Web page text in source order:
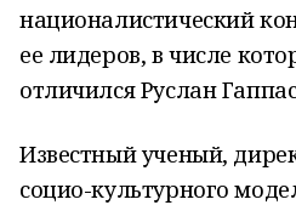
националистический
ее лидеров, в числе
отличился Руслан
Известный ученый,
социо-культурного